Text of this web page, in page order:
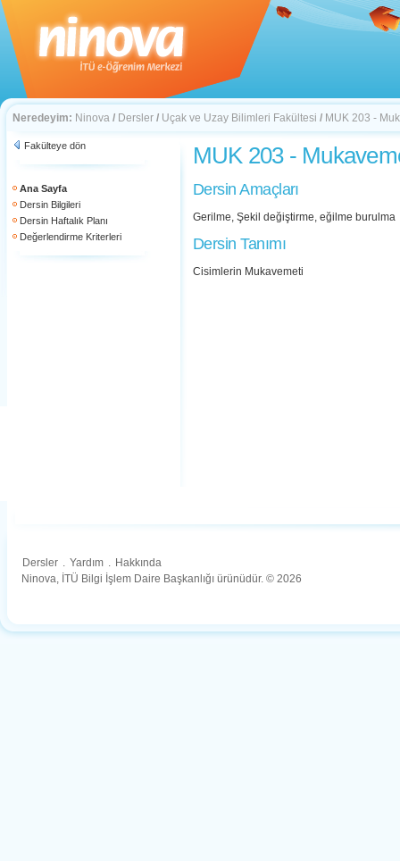
Neredeyim: Ninova / Dersler / Uçak ve Uzay Bilimleri Fakültesi / MUK 203 -
Fakülteye dön
Ana Sayfa
Dersin Bilgileri
Dersin Haftalık Planı
Değerlendirme Kriterleri
MUK 203 -
Dersin Amaçları
Gerilme, Şekil değiştirme, eğilme burulma
Dersin Tanımı
Cisimlerin Mukavemeti
Dersler . Yardım . Hakkında
Ninova, İTÜ Bilgi İşlem Daire Başkanlığı ürünüdür. © 2026